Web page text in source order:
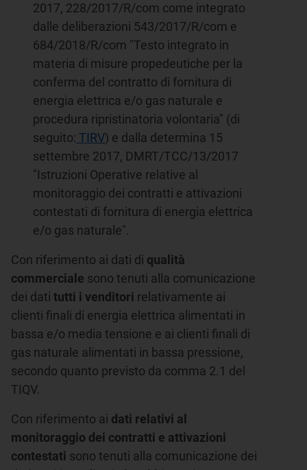
2017, 228/2017/R/com come integrato
dalle deliberazioni 543/2017/R/com e
684/2018/R/com "Testo integrato in
materia di misure propedeutiche per la
conferma del contratto di fornitura di
energia elettrica e/o gas naturale e
procedura ripristinatoria volontaria" (di
seguito: TIRV) e dalla determina 15
settembre 2017, DMRT/TCC/13/2017
"Istruzioni Operative relative al
monitoraggio dei contratti e attivazioni
contestati di fornitura di energia elettrica
e/o gas naturale".
Con riferimento ai dati di qualità
commerciale sono tenuti alla comunicazione
dei dati tutti i venditori relativamente ai
clienti finali di energia elettrica alimentati in
bassa e/o media tensione e ai clienti finali di
gas naturale alimentati in bassa pressione,
secondo quanto previsto da comma 2.1 del
TIQV.
Con riferimento ai dati relativi al
monitoraggio dei contratti e attivazioni
contestati sono tenuti alla comunicazione dei